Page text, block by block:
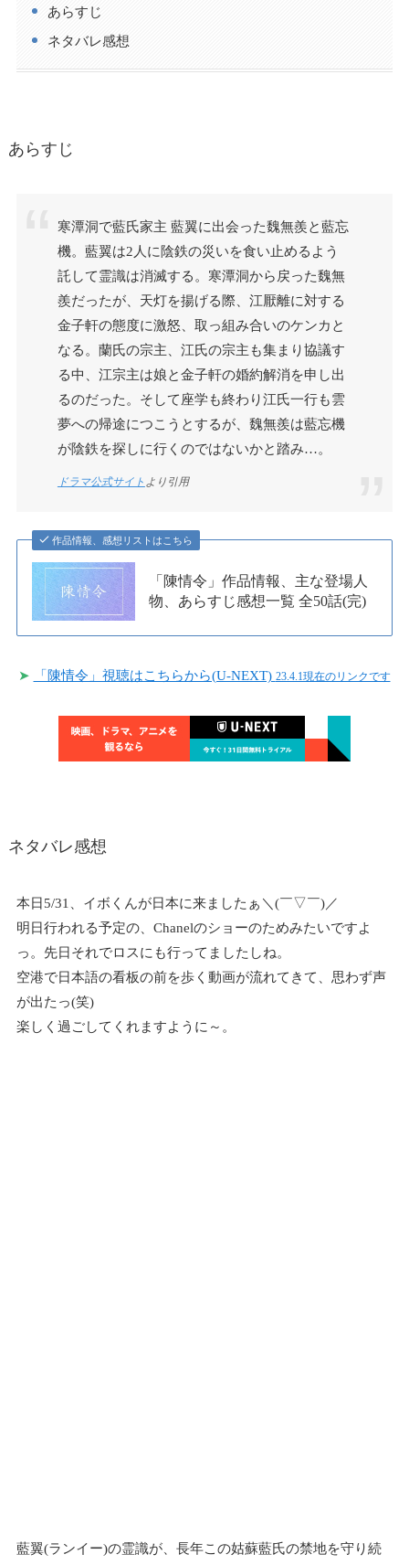
あらすじ
ネタバレ感想
あらすじ
寒潭洞で藍氏家主 藍翼に出会った魏無羨と藍忘
機。藍翼は2人に陰鉄の災いを食い止めるよう
託して霊識は消滅する。寒潭洞から戻った魏無
羨だったが、天灯を揚げる際、江厭離に対する
金子軒の態度に激怒、取っ組み合いのケンカと
なる。蘭氏の宗主、江氏の宗主も集まり協議す
る中、江宗主は娘と金子軒の婚約解消を申し出
るのだった。そして座学も終わり江氏一行も雲
夢への帰途につこうとするが、魏無羨は藍忘機
が陰鉄を探しに行くのではないかと踏み…。
ドラマ公式サイト より引用
作品情報、感想リストはこちら
「陳情令」作品情報、主な登場人
物、あらすじ感想一覧 全50話(完)
➤ 「陳情令」視聴はこちらから(U-NEXT) 23.4.1現在のリンクです
ネタバレ感想
本日5/31、イボくんが日本に来ましたぁ＼(￣▽￣)／
明日行われる予定の、Chanelのショーのためみたいですよ
っ。先日それでロスにも行ってましたしね。
空港で日本語の看板の前を歩く動画が流れてきて、思わず声
が出たっ(笑)
楽しく過ごしてくれますように～。
藍翼(ランイー)の霊識が、長年この姑蘇藍氏の禁地を守り続